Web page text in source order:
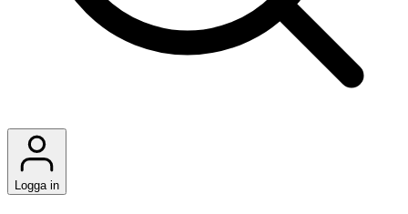
Logga in